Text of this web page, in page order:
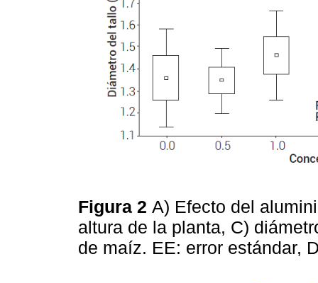
Figura 2 A) Efecto del
altura de la planta, C)
de maíz. EE: error estándar,